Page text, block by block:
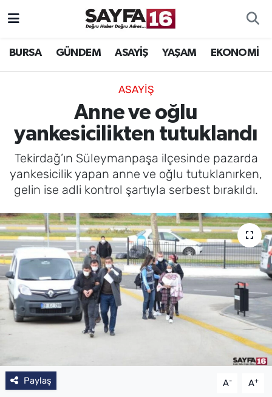
BURSA GÜNDEM ASAYİŞ YAŞAM EKONOMİ
ASAYİŞ
Anne ve oğlu
yankesicilikten tutuklandı
Tekirdağ’ın Süleymanpaşa ilçesinde pazarda
yankesicilik yapan anne ve oğlu tutuklanırken,
gelin ise adli kontrol şartıyla serbest bırakıldı.
Paylaş A- A+
ÖZEL HABER
MAGAZİN
BİLİM
DÜNYA
SPOR
EĞİTİM
SAĞLIK
TV REHBERİ
Hava Durumu
TFF 2.Lig Beyaz Grup Puan Durumu ve Fikstür
Tüm Manşetler
Son Dakika Haberleri